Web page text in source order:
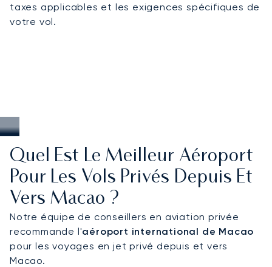
taxes applicables et les exigences spécifiques de
votre vol.
Quel Est Le Meilleur Aéroport
Pour Les Vols Privés Depuis Et
Vers Macao ?
Notre équipe de conseillers en aviation privée
recommande l'aéroport international de Macao
pour les voyages en jet privé depuis et vers
Macao.